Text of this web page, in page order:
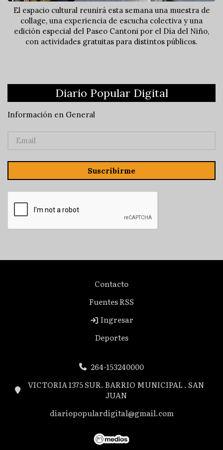
El espacio cultural reunirá esta semana una muestra de
collage, una experiencia de escucha colectiva y una
edición especial del Paseo Cantoni por el Día del Niño,
con actividades gratuitas para distintos públicos.
Diario Popular Digital
Información en General
Suscribirme
Contacto
Fuentes RSS
Ingresar
Deportes
264-153240000
VICTORIA 1375 SUR. BARRIO MUNICIPAL . SAN
JUAN
diariopopulardigital@gmail.com